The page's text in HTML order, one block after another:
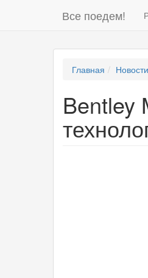
Все поедем!
Главная Новости
Bentley